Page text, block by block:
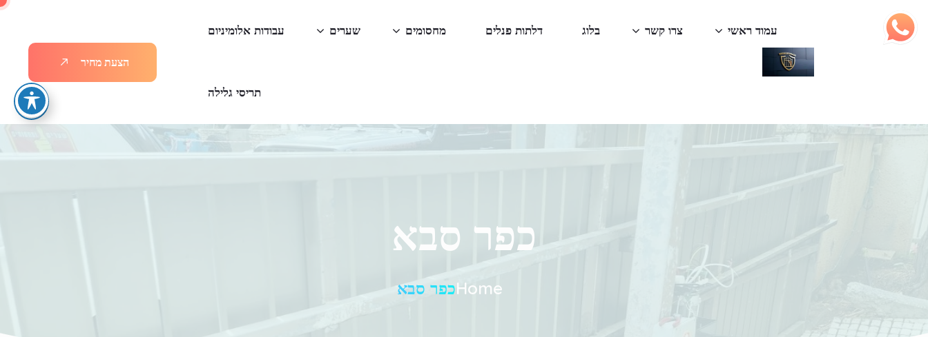
עמוד ראשי צרו קשר בלוג דלתות פנלים מחסומים שערים עבודות אלומיניום
תריסי גלילה
הצעת מחיר
כפר סבא
Homeכפר סבא